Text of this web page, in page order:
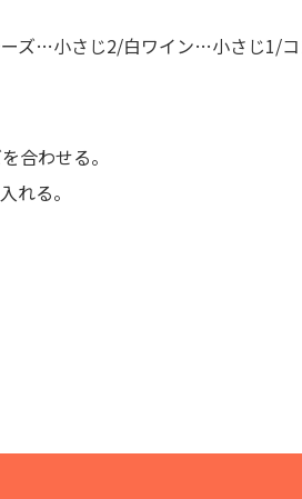
ズ…小さじ2/白ワイン…小さじ1/
合わせる。
れる。